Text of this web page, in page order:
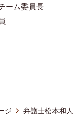
ーム委員長
ジ 弁護士松本和人